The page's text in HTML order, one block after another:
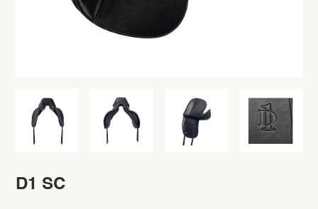
D1 SC